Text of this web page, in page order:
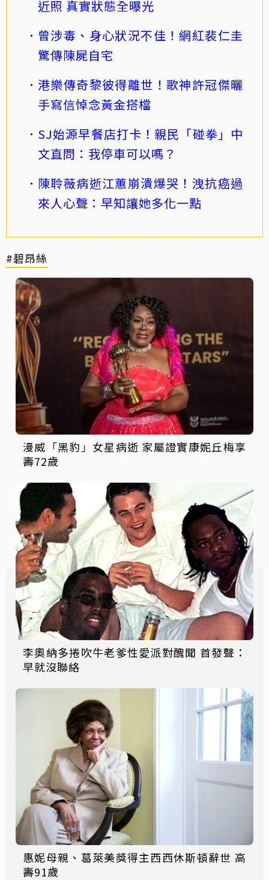
近照 真實狀態全曝光
曾涉毒、身心狀況不佳！網紅裴仁圭
驚傳陳屍自宅
港樂傳奇黎彼得離世！歌神許冠傑曬
手寫信悼念黃金搭檔
SJ始源早餐店打卡！親民「碰拳」中
文直問：我停車可以嗎？
陳聆薇病逝江蕙崩潰爆哭！洩抗癌過
來人心聲：早知讓她多化一點
#碧昂絲
漫威「黑豹」女星病逝 家屬證實康妮丘梅享
壽72歲
李奧納多捲吹牛老爹性愛派對醜聞 首發聲：
早就沒聯絡
惠妮母親、葛萊美獎得主西西休斯頓辭世 高
壽91歲